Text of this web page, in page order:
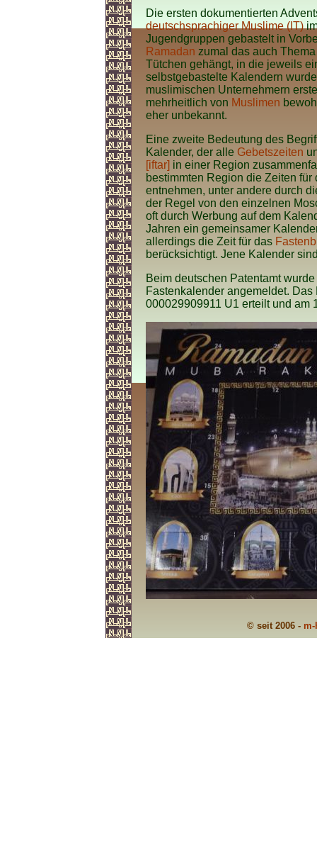
Die ersten dokumentierten
deutschsprachiger Muslime (IT)
Jugendgruppen gebastelt in
Ramadan zumal das auch
Tütchen gehängt, in die jeweils
selbstgebastelte Kalendern
muslimischen Unternehmern
mehrheitlich von Muslimen
eher unbekannt.
Eine zweite Bedeutung des
Kalender, der alle Gebetszeiten
[iftar] in einer Region
bestimmten Region die Zeiten
entnehmen, unter andere durch
der Regel von den einzelnen
oft durch Werbung auf dem
Jahren ein gemeinsamer
allerdings die Zeit für das
berücksichtigt. Jene Kalender
Beim deutschen Patentamt
Fastenkalender angemeldet.
000029909911 U1 erteilt und am
© seit 2006 -